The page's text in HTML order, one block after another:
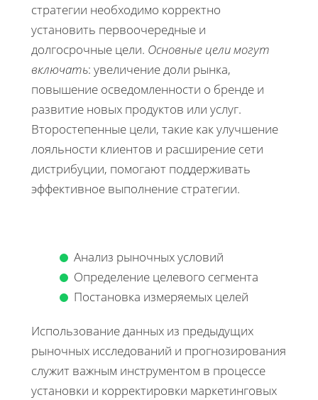
стратегии необходимо корректно
установить первоочередные и
долгосрочные цели. Основные цели могут
включать: увеличение доли рынка,
повышение осведомленности о бренде и
развитие новых продуктов или услуг.
Второстепенные цели, такие как улучшение
лояльности клиентов и расширение сети
дистрибуции, помогают поддерживать
эффективное выполнение стратегии.
Анализ рыночных условий
Определение целевого сегмента
Постановка измеряемых целей
Использование данных из предыдущих
рыночных исследований и прогнозирования
служит важным инструментом в процессе
установки и корректировки маркетинговых